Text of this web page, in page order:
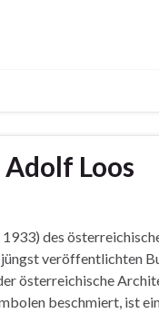
Loos
des
veröffentlichten
österreichische
beschmiert, ist